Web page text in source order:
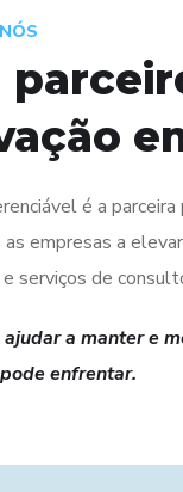
é a
as empresas a
serviços de
ajudar a manter e
enfrentar.